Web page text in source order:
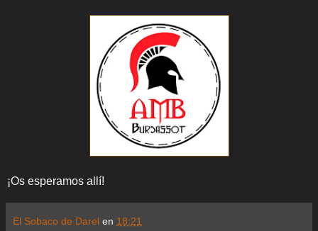
¡Os esperamos allí!
El Sobaco de Darel en 18:21